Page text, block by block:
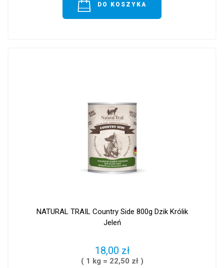
DO KOSZYKA
NATURAL TRAIL Country Side 800g Dzik Królik
Jeleń
18,00 zł
( 1 kg = 22,50 zł )